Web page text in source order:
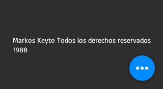
Markos Keyto Todos los derechos reservados
1988